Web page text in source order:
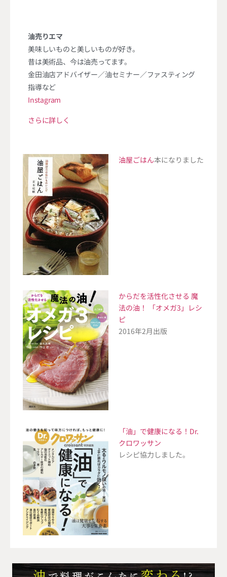
油売りエマ
美味しいものと美しいものが好き。
昔は美術品、今は油売ってます。
金田油店アドバイザー／油セミナー／ファスティング
指導など
Instagram
さらに詳しく
油屋ごはん本になりました
からだを活性化させる 魔
法の油！ 「オメガ3」レシ
ピ
2016年2月出版
「油」で健康になる！Dr.
クロワッサン
レシピ協力しました。